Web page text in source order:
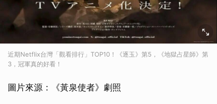
近期Netflix台灣「觀看排行」TOP10！《逐玉》第5，《地獄占星師》第
3，冠軍真的好看！
圖片來源：《黃泉使者》劇照